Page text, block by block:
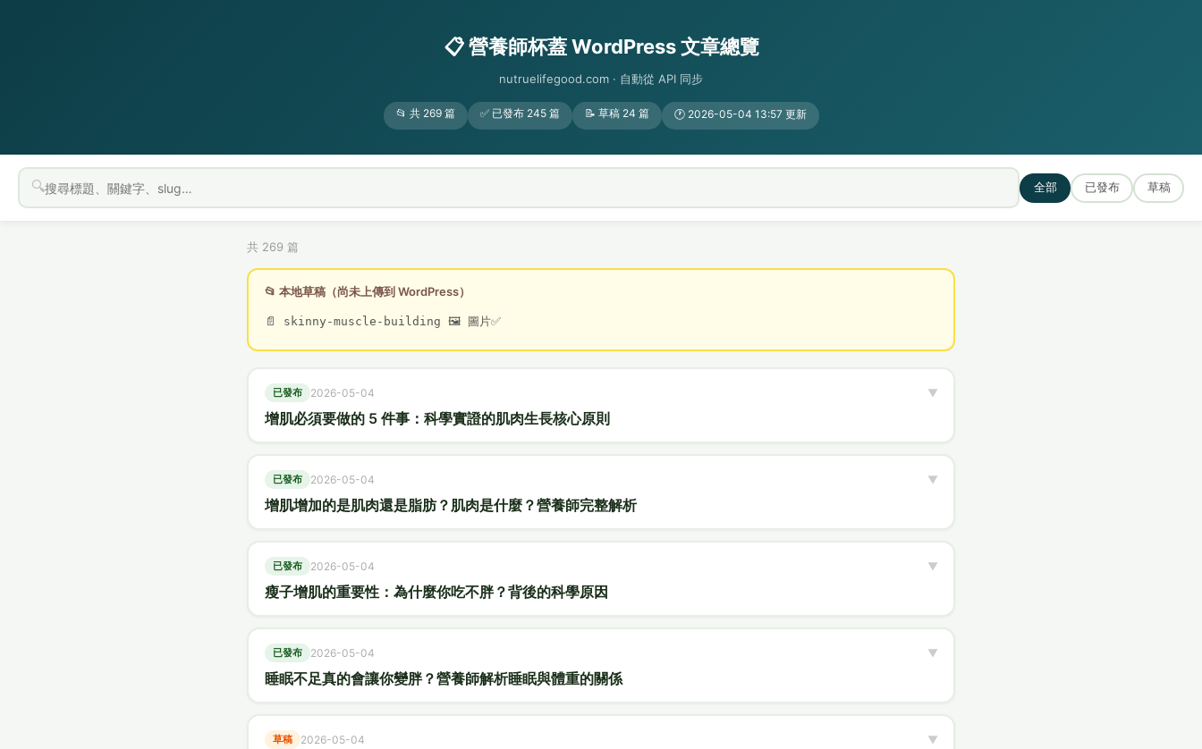
📋 營養師杯蓋 WordPress 文章總覽
nutruelifegood.com · 自動從 API 同步
📂 共 269 篇 ✅ 已發布 245 篇 📝 草稿 24 篇 🕐 2026-05-04 13:57 更新
🔍 全部 已發布 草稿
共 269 篇
📂 本地草稿（尚未上傳到 WordPress）
📄 skinny-muscle-building 🖼 圖片✅
已發布 2026-05-04
增肌必須要做的 5 件事：科學實證的肌肉生長核心原則
▼
已發布 2026-05-04
增肌增加的是肌肉還是脂肪？肌肉是什麼？營養師完整解析
▼
已發布 2026-05-04
瘦子增肌的重要性：為什麼你吃不胖？背後的科學原因
▼
已發布 2026-05-04
睡眠不足真的會讓你變胖？營養師解析睡眠與體重的關係
▼
草稿 2026-05-04 ▼